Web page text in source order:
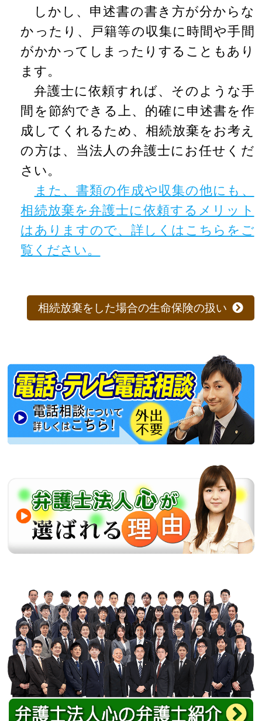
しかし、申述書の書き方が分からな
かったり、戸籍等の収集に時間や手間
がかかってしまったりすることもあり
ます。
弁護士に依頼すれば、そのような手
間を節約できる上、的確に申述書を作
成してくれるため、相続放棄をお考え
の方は、当法人の弁護士にお任せくだ
さい。
また、書類の作成や収集の他にも、
相続放棄を弁護士に依頼するメリット
はありますので、詳しくはこちらをご
覧ください。
相続放棄をした場合の生命保険の扱い